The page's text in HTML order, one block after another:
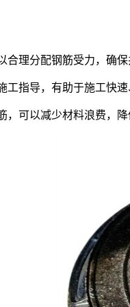
合理分配钢筋受力，确
工指导，有助于施工快速
，可以减少材料浪费，降